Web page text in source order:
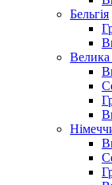
Бельгія
Велика